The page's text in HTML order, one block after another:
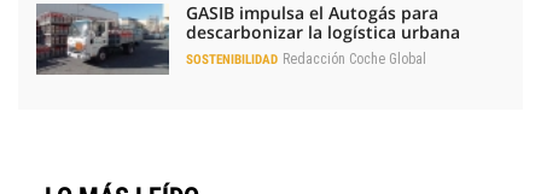
GASIB impulsa el Autogás para
descarbonizar la logística urbana
SOSTENIBILIDAD Redacción Coche Global